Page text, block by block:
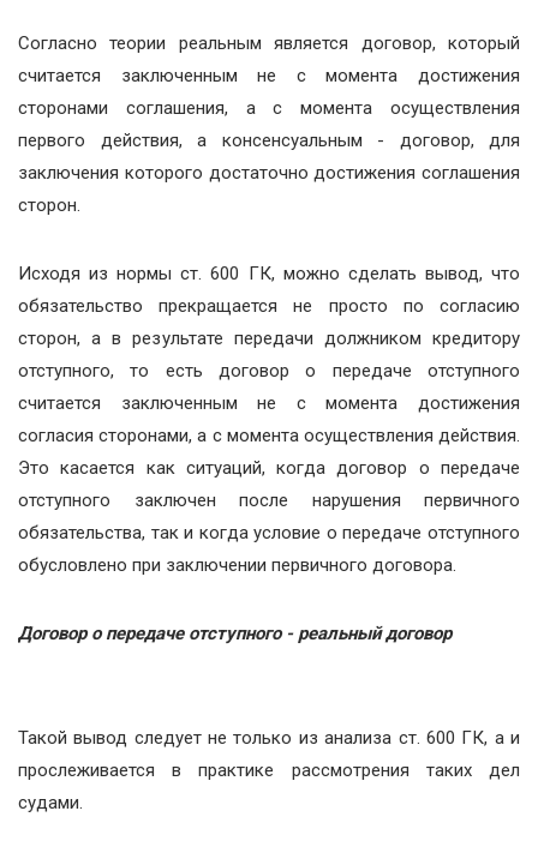
Согласно теории реальным является договор, который
считается заключенным не с момента достижения
сторонами соглашения, а с момента осуществления
первого действия, а консенсуальным - договор, для
заключения которого достаточно достижения соглашения
сторон.
Исходя из нормы ст. 600 ГК, можно сделать вывод, что
обязательство прекращается не просто по согласию
сторон, а в результате передачи должником кредитору
отступного, то есть договор о передаче отступного
считается заключенным не с момента достижения
согласия сторонами, а с момента осуществления действия.
Это касается как ситуаций, когда договор о передаче
отступного заключен после нарушения первичного
обязательства, так и когда условие о передаче отступного
обусловлено при заключении первичного договора.
Договор о передаче отступного - реальный договор
Такой вывод следует не только из анализа ст. 600 ГК, а и
прослеживается в практике рассмотрения таких дел
судами.